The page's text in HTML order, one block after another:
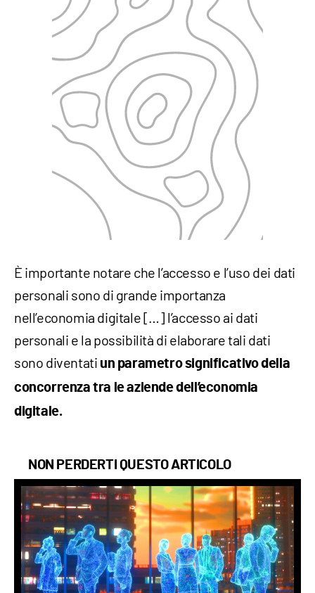
È importante notare che l’accesso e l’uso dei dati
personali sono di grande importanza
nell’economia digitale […] l’accesso ai dati
personali e la possibilità di elaborare tali dati
sono diventati un parametro significativo della
concorrenza tra le aziende dell’economia
digitale.
NON PERDERTI QUESTO ARTICOLO